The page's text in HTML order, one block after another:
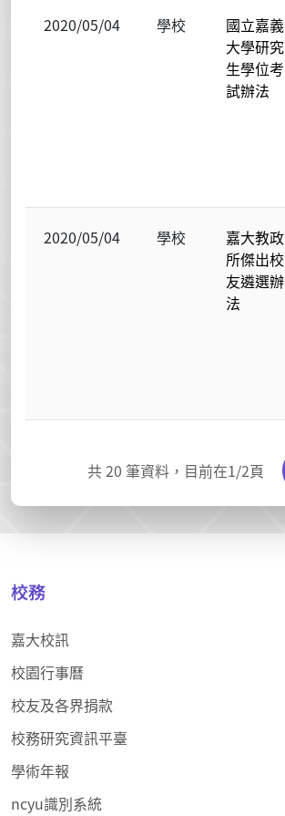
2020/05/04 學校
國立嘉義
大學研究
生學位考
試辦法
2020/05/04 學校
嘉大教政
所傑出校
友遴選辦
法
共20 筆資料，目前在1/2頁
校務
嘉大校訊
校園行事曆
校友及各界捐款
校務研究資訊平臺
學術年報
ncyu識別系統